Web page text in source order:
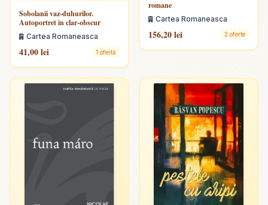
Sobolanii vaz-duhurilor.
Autoportret in clar-obscur
Cartea Romaneasca
41,00 lei 1 ofertă
romane
Cartea Romaneasca
156,20 lei 3 oferte